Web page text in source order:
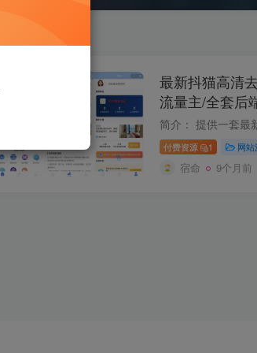
最新抖猫高清
流量主/全套后
付费资源 1 网
宿命 9个月前